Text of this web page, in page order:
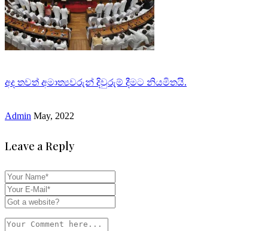
අද තවත් අමාත්‍යවරුන් දිවුරුම් දීමට නියමිතයි.
Admin May, 2022
Leave a Reply